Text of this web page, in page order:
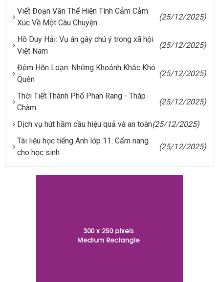
Viết Đoạn Văn Thể Hiện Tình Cảm Cảm
Xúc Về Một Câu Chuyện
(25/12/2025)
Hồ Duy Hải: Vụ án gây chú ý trong xã hội
Việt Nam
(25/12/2025)
Đêm Hỗn Loạn: Những Khoảnh Khắc Khó
Quên
(25/12/2025)
Thời Tiết Thành Phố Phan Rang - Tháp
Chàm
(25/12/2025)
Dịch vụ hút hầm cầu hiệu quả và an toàn(25/12/2025)
Tài liệu học tiếng Anh lớp 11: Cẩm nang
cho học sinh
(25/12/2025)